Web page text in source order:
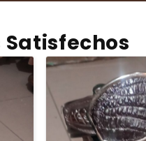
Satisfechos